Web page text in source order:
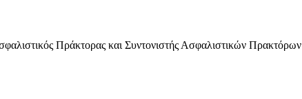
Πράκτορας και Συντονιστής Ασφαλιστικών Πρακτόρων